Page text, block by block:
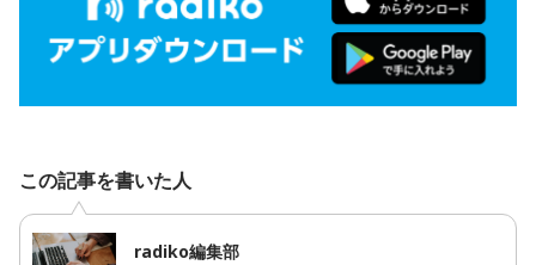
この記事を書いた人
radiko編集部